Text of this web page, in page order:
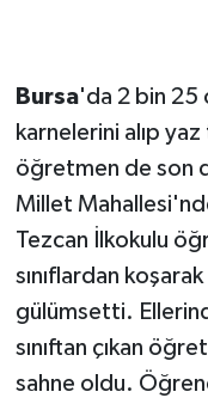
Bursa'da 2 bin 25
karnelerini alıp
öğretmen de son
Millet
Tezcan İlkokulu
sınıflardan
gülümsetti.
sınıftan çıkan
sahne oldu.